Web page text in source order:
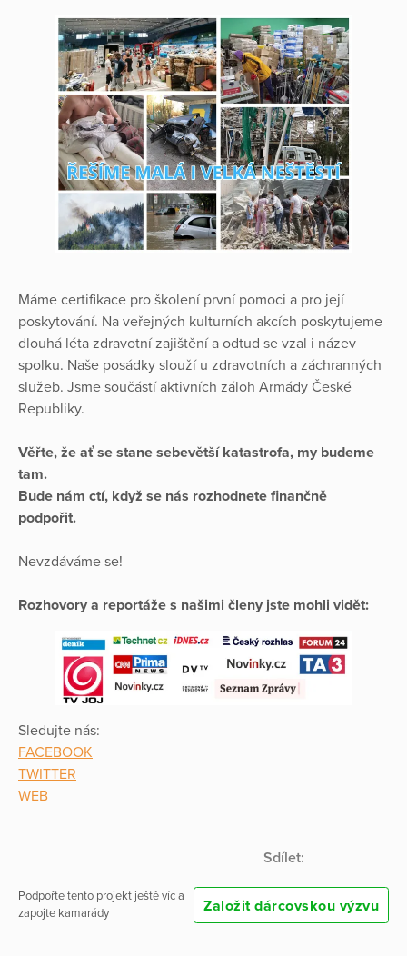
Máme certifikace pro školení první pomoci a pro její
poskytování. Na veřejných kulturních akcích poskytujeme
dlouhá léta zdravotní zajištění a odtud se vzal i název
spolku. Naše posádky slouží u zdravotních a záchranných
služeb. Jsme součástí aktivních záloh Armády České
Republiky.
Věřte, že ať se stane sebevětší katastrofa, my budeme
tam.
Bude nám ctí, když se nás rozhodnete finančně
podpořit.
Nevzdáváme se!
Rozhovory a reportáže s našimi členy jste mohli vidět:
Sledujte nás:
FACEBOOK
TWITTER
WEB
Sdílet:
Podpořte tento projekt ještě víc a
zapojte kamarády
Založit dárcovskou výzvu